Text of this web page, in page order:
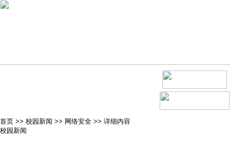
首页 >> 校园新闻 >> 网络安全 >> 详细内容
校园新闻